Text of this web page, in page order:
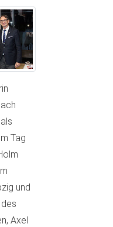
Tag
und
Axel